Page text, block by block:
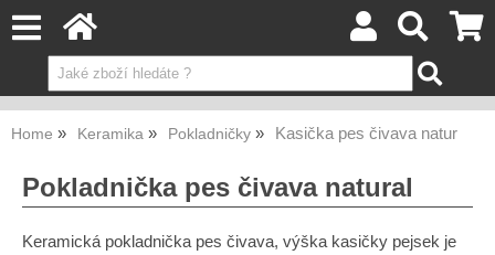
Home Keramika Pokladničky Kasička pes čivava natur
Pokladnička pes čivava natural
Keramická pokladnička pes čivava, výška kasičky pejsek je